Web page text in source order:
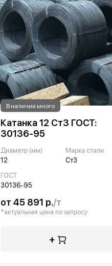
В наличии много
Катанка 12 Ст3 ГОСТ:
30136-95
Диаметр (мм)
12
Марка стали
Ст3
ГОСТ
30136-95
от 45 891 р./т
*актуальная цена по запросу
+